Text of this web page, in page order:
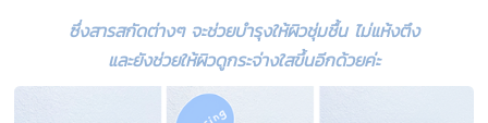
ซึ่งสารสกัดต่างๆ จะช่วยบำรุงให้ผิวชุ่มชื้น ไม่แห้งตึง
และยังช่วยให้ผิวดูกระจ่างใสขึ้นอีกด้วยค่ะ